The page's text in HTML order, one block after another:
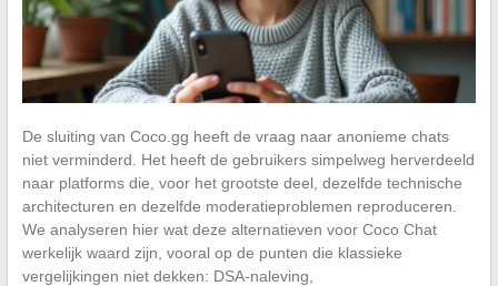
De sluiting van Coco.gg heeft de vraag naar anonieme chats
niet verminderd. Het heeft de gebruikers simpelweg herverdeeld
naar platforms die, voor het grootste deel, dezelfde technische
architecturen en dezelfde moderatieproblemen reproduceren.
We analyseren hier wat deze alternatieven voor Coco Chat
werkelijk waard zijn, vooral op de punten die klassieke
vergelijkingen niet dekken: DSA-naleving,